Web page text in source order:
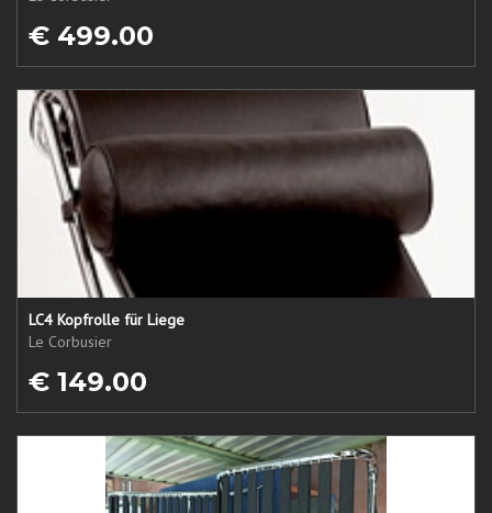
€ 499.00
LC4 Kopfrolle für Liege
Le Corbusier
€ 149.00